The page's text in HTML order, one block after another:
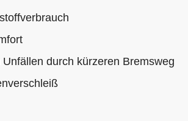
durch kürzeren Bremsweg